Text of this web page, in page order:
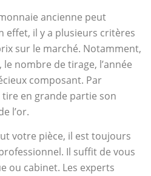
ancienne peut
effet, il y a plusieurs critères
sur le marché. Notamment,
nombre de tirage, l’année
composant. Par
en grande partie son
l’or.
votre pièce, il est toujours
Il suffit de vous
ou cabinet. Les experts